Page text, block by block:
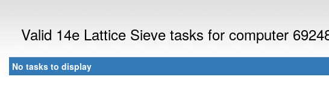
Valid 14e Lattice Sieve tasks for computer
No tasks to display